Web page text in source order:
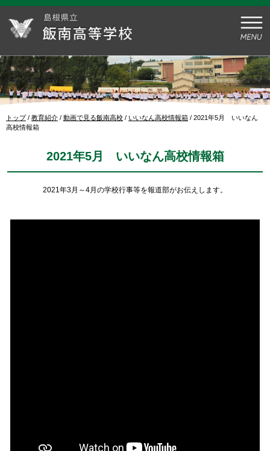
このページの本文へ
現
在
トップ/ 教育紹介 / 動画で見る飯南高校 / いいなん高校情報箱 / 2021年5月 いいなん
高校情報箱
2021年5月 いいなん高校情報箱
2021年3月～4月の学校行事等を報道部がお伝えします。